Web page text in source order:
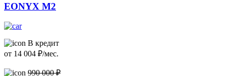
EONYX M2
В кредит
от 14 004 ₽/мес.
990 000 ₽